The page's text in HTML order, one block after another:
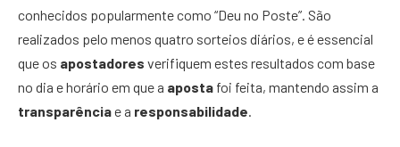
conhecidos popularmente como “Deu no Poste”. São
realizados pelo menos quatro sorteios diários, e é essencial
que os apostadores verifiquem estes resultados com base
no dia e horário em que a aposta foi feita, mantendo assim a
transparênciae a responsabilidade.